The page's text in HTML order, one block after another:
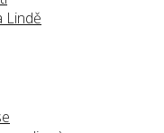
Lindě